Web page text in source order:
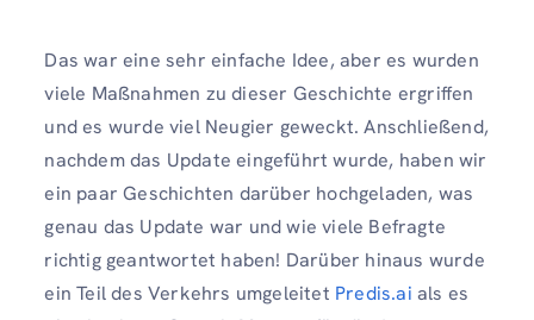
Das war eine sehr einfache Idee, aber es wurden
viele Maßnahmen zu dieser Geschichte ergriffen
und es wurde viel Neugier geweckt. Anschließend,
nachdem das Update eingeführt wurde, haben wir
ein paar Geschichten darüber hochgeladen, was
genau das Update war und wie viele Befragte
richtig geantwortet haben! Darüber hinaus wurde
ein Teil des Verkehrs umgeleitet Predis.ai als es